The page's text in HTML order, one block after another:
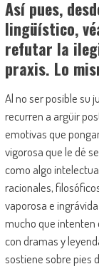
Así pues,
lingüístico,
refutar la
praxis. Lo
Al no ser posible su
recurren a argüir
emotivas que
vigorosa que le dé
como algo
racionales,
vaporosa e
mucho que intenten
con dramas y
sostiene sobre pies